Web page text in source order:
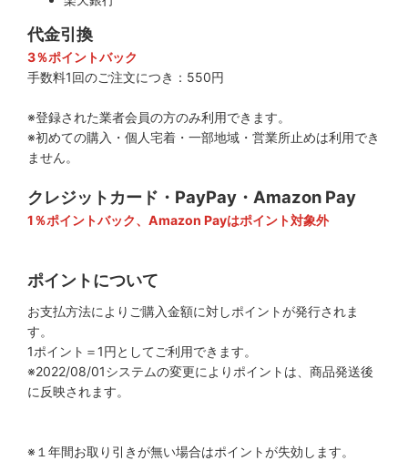
代金引換
3％ポイントバック
手数料1回のご注文につき：550円
※登録された業者会員の方のみ利用できます。
※初めての購入・個人宅着・一部地域・営業所止めは利用でき
ません。
クレジットカード・PayPay・Amazon Pay
1％ポイントバック、Amazon Payはポイント対象外
ポイントについて
お支払方法によりご購入金額に対しポイントが発行されま
す。
1ポイント＝1円としてご利用できます。
※2022/08/01システムの変更によりポイントは、商品発送後
に反映されます。
※１年間お取り引きが無い場合はポイントが失効します。